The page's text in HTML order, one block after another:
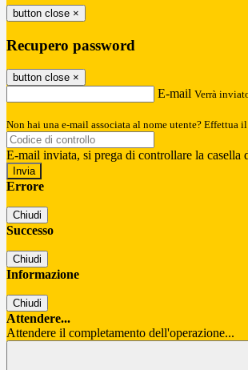
button close ×
Recupero password
button close ×
E-mail Verrà
Non hai una e-mail associata al nome utente? Effettua
E-mail inviata, si prega di controllare la casella
Errore
Chiudi
Successo
Chiudi
Informazione
Chiudi
Attendere...
Attendere il completamento dell'operazione...